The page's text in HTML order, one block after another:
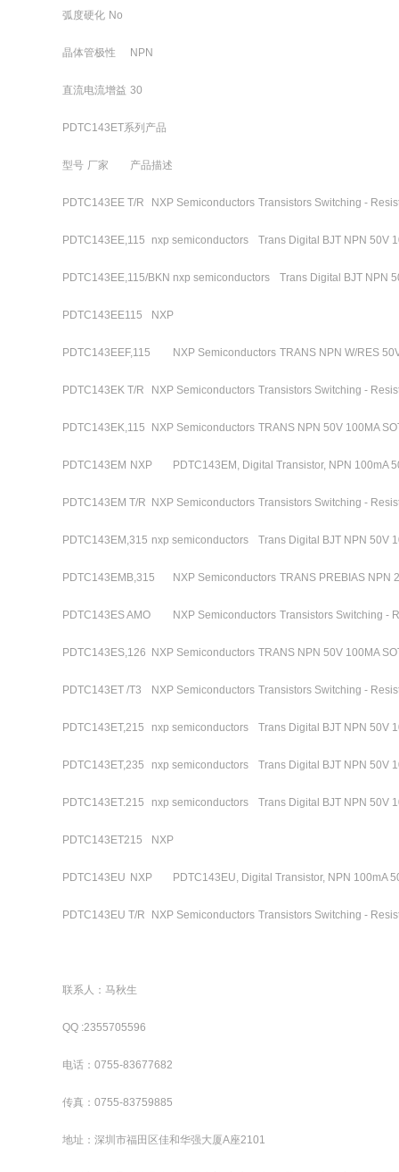
弧度硬化 No
晶体管极性 NPN
直流电流增益 30
PDTC143ET系列产品
型号 厂家 产品描述
PDTC143EE T/R NXP Semiconductors Transistors Switching -
PDTC143EE,115 nxp semiconductors Trans Digital BJT NPN 50V
PDTC143EE,115/BKN nxp semiconductors Trans Digital BJT NPN
PDTC143EE115 NXP
PDTC143EEF,115 NXP Semiconductors TRANS NPN W/RES
PDTC143EK T/R NXP Semiconductors Transistors Switching -
PDTC143EK,115 NXP Semiconductors TRANS NPN 50V 100MA
PDTC143EM NXP PDTC143EM, Digital Transistor, NPN 100mA
PDTC143EM T/R NXP Semiconductors Transistors Switching -
PDTC143EM,315 nxp semiconductors Trans Digital BJT NPN 50V
PDTC143EMB,315 NXP Semiconductors TRANS PREBIAS NPN
PDTC143ES AMO NXP Semiconductors Transistors Switching -
PDTC143ES,126 NXP Semiconductors TRANS NPN 50V 100MA
PDTC143ET /T3 NXP Semiconductors Transistors Switching -
PDTC143ET,215 nxp semiconductors Trans Digital BJT NPN 50V
PDTC143ET,235 nxp semiconductors Trans Digital BJT NPN 50V
PDTC143ET.215 nxp semiconductors Trans Digital BJT NPN 50V
PDTC143ET215 NXP
PDTC143EU NXP PDTC143EU, Digital Transistor, NPN 100mA
PDTC143EU T/R NXP Semiconductors Transistors Switching -
联系人：马秋生
QQ :2355705596
电话：0755-83677682
传真：0755-83759885
地址：深圳市福田区佳和华强大厦A座2101